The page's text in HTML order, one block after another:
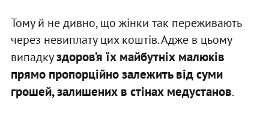
Тому й не дивно, що жінки так переживають
через невиплату цих коштів. Адже в цьому
випадкуздоров’я їх майбутніх малюків
прямо пропорційно залежить від суми
грошей, залишених в стінах медустанов.